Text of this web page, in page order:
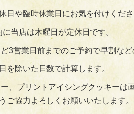
日や臨時休業日にお気を付けくださ
に当店は木曜日が定休日です。
3営業日前までのご予約で早割など
を除いた日数で計算します。
、プリントアイシングクッキーは
ご協力よろしくお願いいたします。